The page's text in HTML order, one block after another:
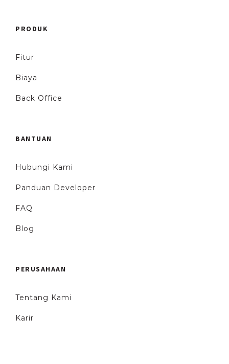
PRODUK
Fitur
Biaya
Back Office
BANTUAN
Hubungi Kami
Panduan Developer
FAQ
Blog
PERUSAHAAN
Tentang Kami
Karir